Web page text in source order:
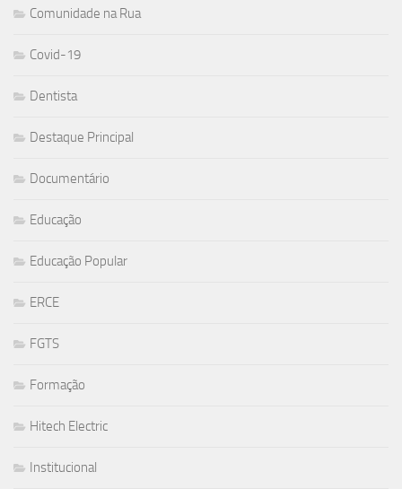
Comunidade na Rua
Covid-19
Dentista
Destaque Principal
Documentário
Educação
Educação Popular
ERCE
FGTS
Formação
Hitech Electric
Institucional